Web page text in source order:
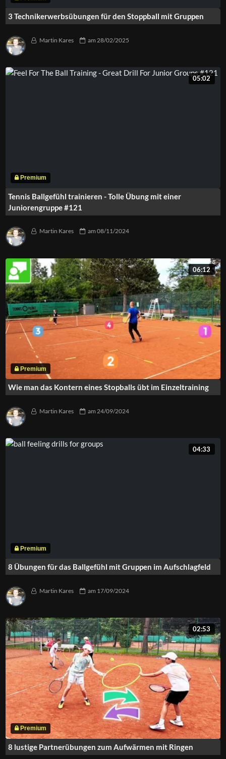
3 Technikerwerbsübungen für den Stoppball mit Gruppen
Martin Kares am 28/02/2025
05:02
Tennis Ballgefühl trainieren - Tolle Übung mit einer
Juniorengruppe #121
Martin Kares am08/11/2024
06:12
Wie man das Kontern eines Stopballs übt im Einzeltraining
Martin Kares am 24/09/2024
04:33
8 Übungen für das Ballgefühl mit Gruppen im Aufschlagfeld
Martin Kares am 17/09/2024
02:53
8 lustige Partnerübungen zum Aufwärmen mit Ringen